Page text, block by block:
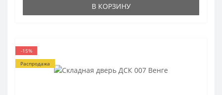
В КОРЗИНУ
-15%
Распродажа